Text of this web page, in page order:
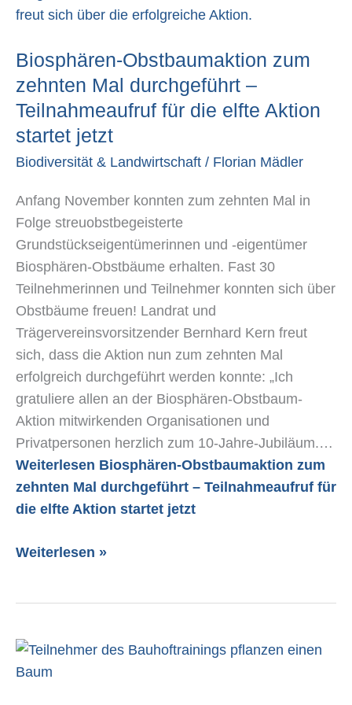
Biosphären-Obstbaumaktion zum
zehnten Mal durchgeführt –
Teilnahmeaufruf für die elfte Aktion
startet jetzt
Biodiversität & Landwirtschaft / Florian Mädler
Anfang November konnten zum zehnten Mal in
Folge streuobstbegeisterte
Grundstückseigentümerinnen und -eigentümer
Biosphären-Obstbäume erhalten. Fast 30
Teilnehmerinnen und Teilnehmer konnten sich über
Obstbäume freuen! Landrat und
Trägervereinsvorsitzender Bernhard Kern freut
sich, dass die Aktion nun zum zehnten Mal
erfolgreich durchgeführt werden konnte: „Ich
gratuliere allen an der Biosphären-Obstbaum-
Aktion mitwirkenden Organisationen und
Privatpersonen herzlich zum 10-Jahre-Jubiläum.…
Weiterlesen Biosphären-Obstbaumaktion zum
zehnten Mal durchgeführt – Teilnahmeaufruf für
die elfte Aktion startet jetzt
startet
Weiterlesen »
Bauhoftraining
in